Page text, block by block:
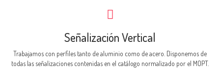
Señalización Vertical
Trabajamos con perfiles tanto de aluminio como de acero. Disponemos de
todas las señalizaciones contenidas en el catálogo normalizado por el MOPT.